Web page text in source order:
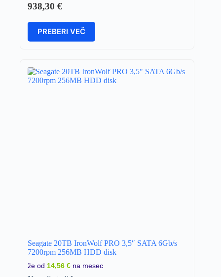
938,30 €
PREBERI VEČ
Seagate 20TB IronWolf PRO 3,5″ SATA 6Gb/s
7200rpm 256MB HDD disk
že od 14,56 € na mesec